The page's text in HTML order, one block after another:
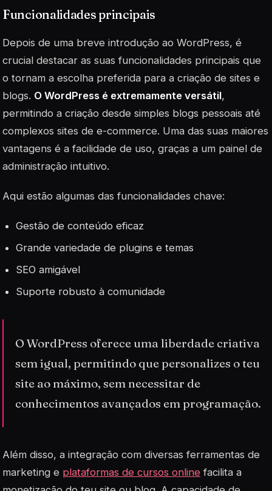
Funcionalidades principais
Depois de uma breve introdução ao WordPress, é
crucial destacar as suas funcionalidades principais que
o tornam a escolha preferida para a criação de sites e
blogs. O WordPress é extremamente versátil,
permitindo a criação desde simples blogs pessoais até
complexos sites de e-commerce. Uma das suas maiores
vantagens é a facilidade de uso, graças a um painel de
administração intuitivo.
Aqui estão algumas das funcionalidades chave:
Gestão de conteúdo eficaz
Grande variedade de plugins e temas
SEO amigável
Suporte robusto à comunidade
O WordPress oferece uma liberdade criativa
sem igual, permitindo que personalizes o teu
site ao máximo, sem necessitar de
conhecimentos avançados em programação.
Além disso, a integração com diversas ferramentas de
marketing e plataformas de cursos online facilita a